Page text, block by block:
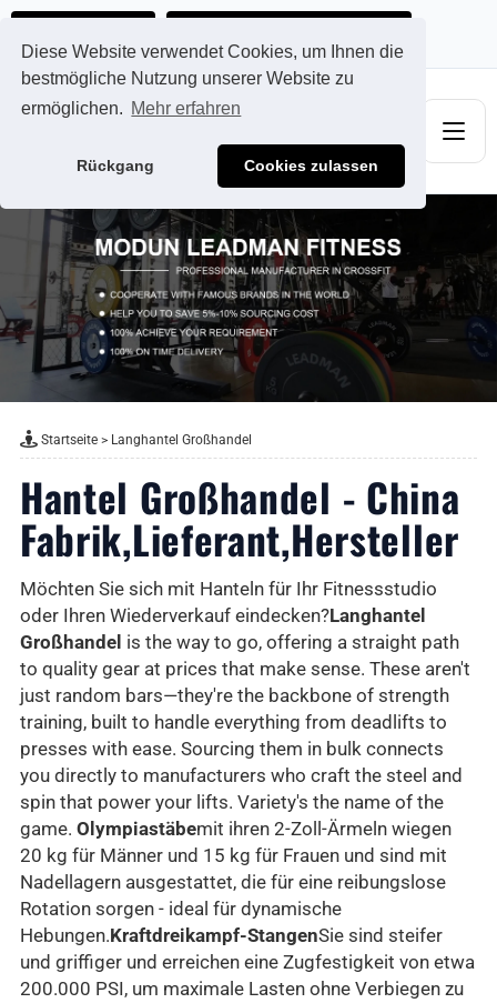
Diese Website verwendet Cookies, um Ihnen die
bestmögliche Nutzung unserer Website zu
ermöglichen. Mehr erfahren
Rückgang Cookies zulassen
Startseite> Langhantel Großhandel
Hantel Großhandel - China
Fabrik,Lieferant,Hersteller
Möchten Sie sich mit Hanteln für Ihr Fitnessstudio
oder Ihren Wiederverkauf eindecken?Langhantel
Großhandel is the way to go, offering a straight path
to quality gear at prices that make sense. These aren't
just random bars—they're the backbone of strength
training, built to handle everything from deadlifts to
presses with ease. Sourcing them in bulk connects
you directly to manufacturers who craft the steel and
spin that power your lifts. Variety's the name of the
game. Olympiastäbemit ihren 2-Zoll-Ärmeln wiegen
20 kg für Männer und 15 kg für Frauen und sind mit
Nadellagern ausgestattet, die für eine reibungslose
Rotation sorgen - ideal für dynamische
Hebungen.Kraftdreikampf-StangenSie sind steifer
und griffiger und erreichen eine Zugfestigkeit von etwa
200.000 PSI, um maximale Lasten ohne Verbiegen zu